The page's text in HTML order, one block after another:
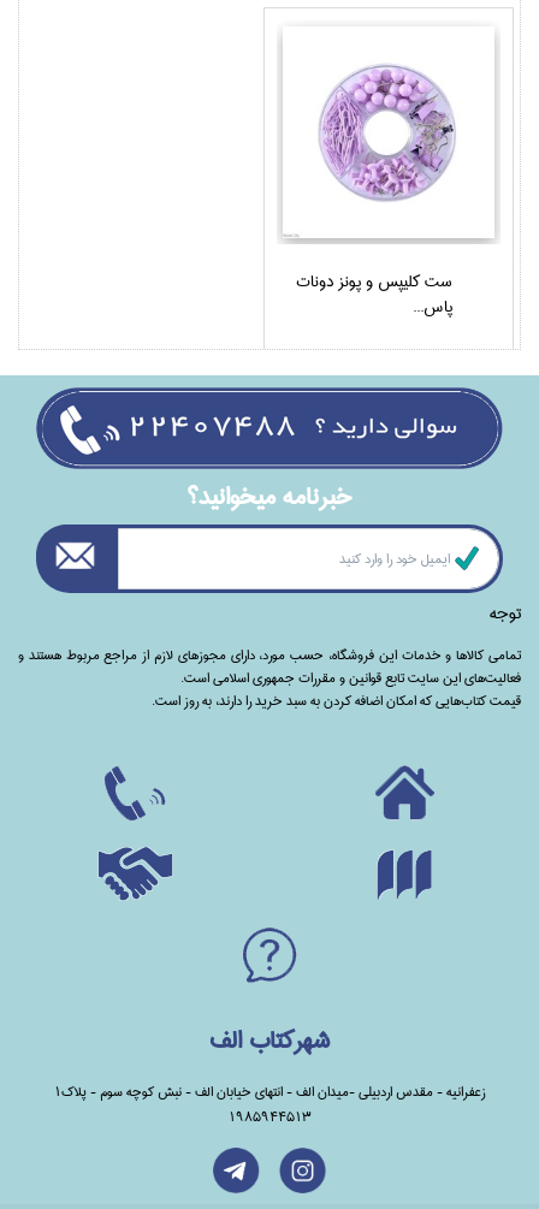
ست كليپس و پونز دونات
پاس...
خبرنامه ميخوانيد؟
توجه
تمامی‌ کالاها و خدمات این فروشگاه، حسب مورد،‌ دارای مجوزهای لازم از مراجع مربوط هستند ‌و‌‌
فعالیت‌های این سایت تابع قوانین و مقررات جمهوری اسلامی است.
قیمت کتاب‌هایی که امکان اضافه کردن به سبد خرید را دارند،‌ به روز است.
شهرکتاب الف
زعفرانیه - مقدس اردبیلی -میدان الف - انتهای خیابان الف - نبش کوچه سوم - پلاک1
1985944513